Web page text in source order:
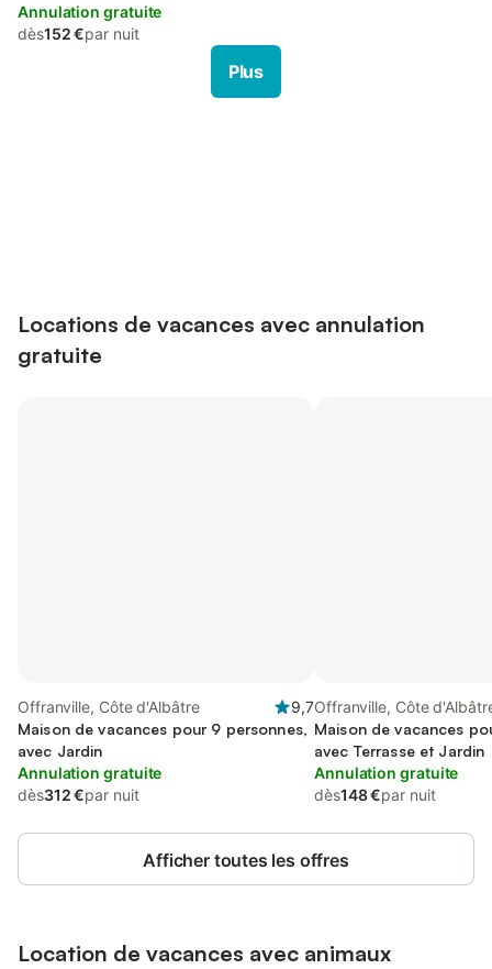
Annulation gratuite
dès152 €par nuit
Plus
Locations de vacances avec annulation
gratuite
Offranville, Côte d'Albâtre
9,7
Maison de vacances pour 9 personnes,
avec Jardin
Annulation gratuite
dès312 €par nuit
Offranville, Côte
Maison de vacances
avec Terrasse et Jardin
Annulation gratuite
dès148 €par nuit
Afficher toutes les offres
Location de vacances avec animaux